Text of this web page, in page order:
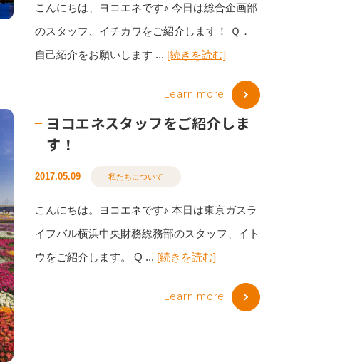
こんにちは、ヨコエネです♪ 今日は総合企画部
のスタッフ、イチカワをご紹介します！ Ｑ．
自己紹介をお願いします ... [続きを読む]
Learn more
ヨコエネスタッフをご紹介しま
す！
2017.05.09 私たちについて
こんにちは。ヨコエネです♪ 本日は東京ガスラ
イフバル横浜中央財務総務部のスタッフ、イト
ウをご紹介します。 Q ... [続きを読む]
Learn more